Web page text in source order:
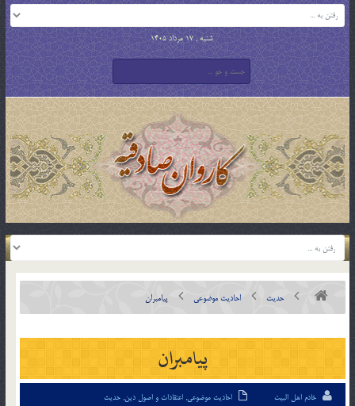
شنبه , 17 مرداد 1405
حدیث احادیث موضوعی پیامبران
پیامبران
خادم اهل البیت احادیث موضوعی, اعتقادات و اصول دین, حدیث